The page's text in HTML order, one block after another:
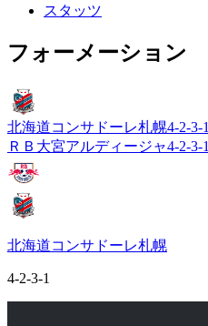
スタッツ
フォーメーション
北海道コンサドーレ札幌4-2-3-1
ＲＢ大宮アルディージャ4-2-3-1
北海道コンサドーレ札幌
4-2-3-1